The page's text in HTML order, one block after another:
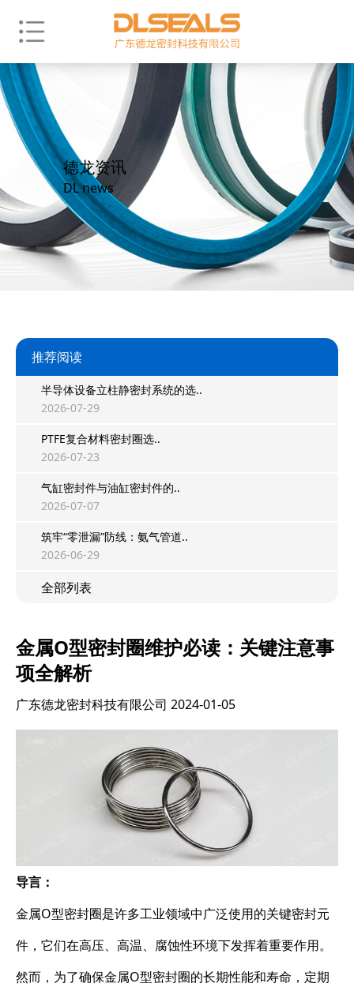
德龙资讯
DL news
推荐阅读
半导体设备立柱静密封系统的选..
2026-07-29
PTFE复合材料密封圈选..
2026-07-23
气缸密封件与油缸密封件的..
2026-07-07
筑牢“零泄漏”防线：氨气管道..
2026-06-29
全部列表
金属O型密封圈维护必读：关键注意事
项全解析
广东德龙密封科技有限公司 2024-01-05
导言：
金属O型密封圈是许多工业领域中广泛使用的关键密封元
件，它们在高压、高温、腐蚀性环境下发挥着重要作用。
然而，为了确保金属O型密封圈的长期性能和寿命，定期